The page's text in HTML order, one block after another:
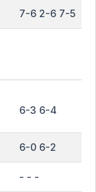
7-6 2-6 7-5
6-3 6-4
6-0 6-2
- - -